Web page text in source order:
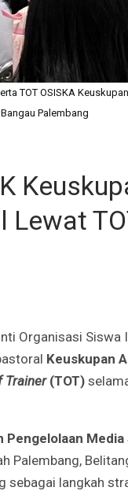
TOT OSISKA
Palembang
Organisasi Siswa
Keuskupan
Trainer(TOT)
Pengelolaan Media
Palembang,
sebagai langkah